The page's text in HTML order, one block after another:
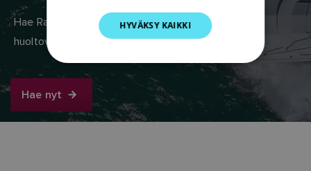
Hae Raymarinen maailmanlaajuisesta myynti- ja
huoltoverkostosta täältä.
Hae nyt
DUTCH
NORWEGIAN
FINNISH
HYVÄKSY KAIKKI